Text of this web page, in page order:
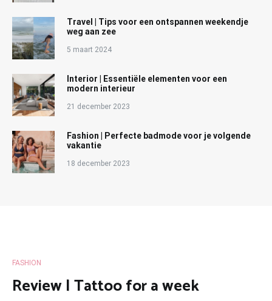
Travel | Tips voor een ontspannen weekendje
weg aan zee
5 maart 2024
Interior | Essentiële elementen voor een
modern interieur
21 december 2023
Fashion | Perfecte badmode voor je volgende
vakantie
18 december 2023
FASHION
Review | Tattoo for a week